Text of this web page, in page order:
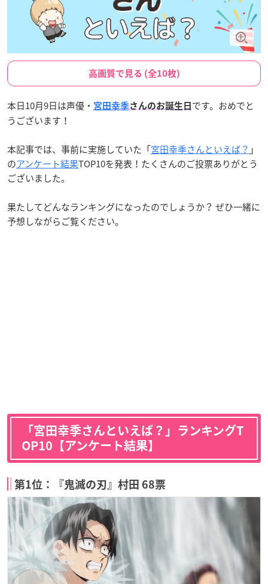
高画質で見る (全10枚)
本日10月9日は声優・ 宮田幸季さんのお誕生日 です。おめでと
うございます！
本記事では、事前に実施していた「宮田幸季さんといえば？ 」
のアンケート結果TOP10を発表！たくさんのご投票ありがとう
ございました。
果たしてどんなランキングになったのでしょうか？ ぜひ一緒に
予想しながらご覧ください。
「宮田幸季さんといえば？」ランキングT
OP10【アンケート結果】
第1位：『鬼滅の刃』村田 68票